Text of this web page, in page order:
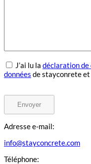
J’ai lu la déclaration
données de stayconrete et
Adresse e-mail:
info@stayconcrete.com
Téléphone: